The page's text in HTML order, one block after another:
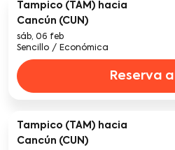
Tampico (TAM) hacia
Cancún (CUN)
sáb, 06 feb
Sencillo / Económica
Reserva
Tampico (TAM) hacia
Cancún (CUN)